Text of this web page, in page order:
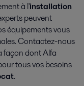
à l'installation
peuvent
équipements vous
Contactez-nous
façon dont Alfa
tous vos besoins
.